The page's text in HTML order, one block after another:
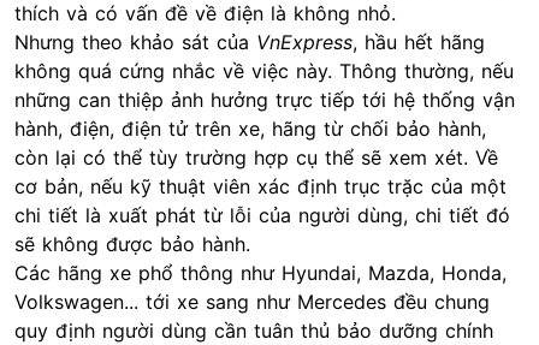
thích và có vấn đề về điện là không nhỏ.
Nhưng theo khảo sát của VnExpress, hầu hết hãng
không quá cứng nhắc về việc này. Thông thường, nếu
những can thiệp ảnh hưởng trực tiếp tới hệ thống vận
hành, điện, điện tử trên xe, hãng từ chối bảo hành,
còn lại có thể tùy trường hợp cụ thể sẽ xem xét. Về
cơ bản, nếu kỹ thuật viên xác định trục trặc của một
chi tiết là xuất phát từ lỗi của người dùng, chi tiết đó
sẽ không được bảo hành.
Các hãng xe phổ thông như Hyundai, Mazda, Honda,
Volkswagen... tới xe sang như Mercedes đều chung
quy định người dùng cần tuân thủ bảo dưỡng chính